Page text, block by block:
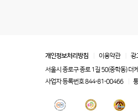
개인정보처리방침 이용약관
광
서울시 종로구 종로 1길 50(중학동) 더
사업자 등록번호 844-81-00466